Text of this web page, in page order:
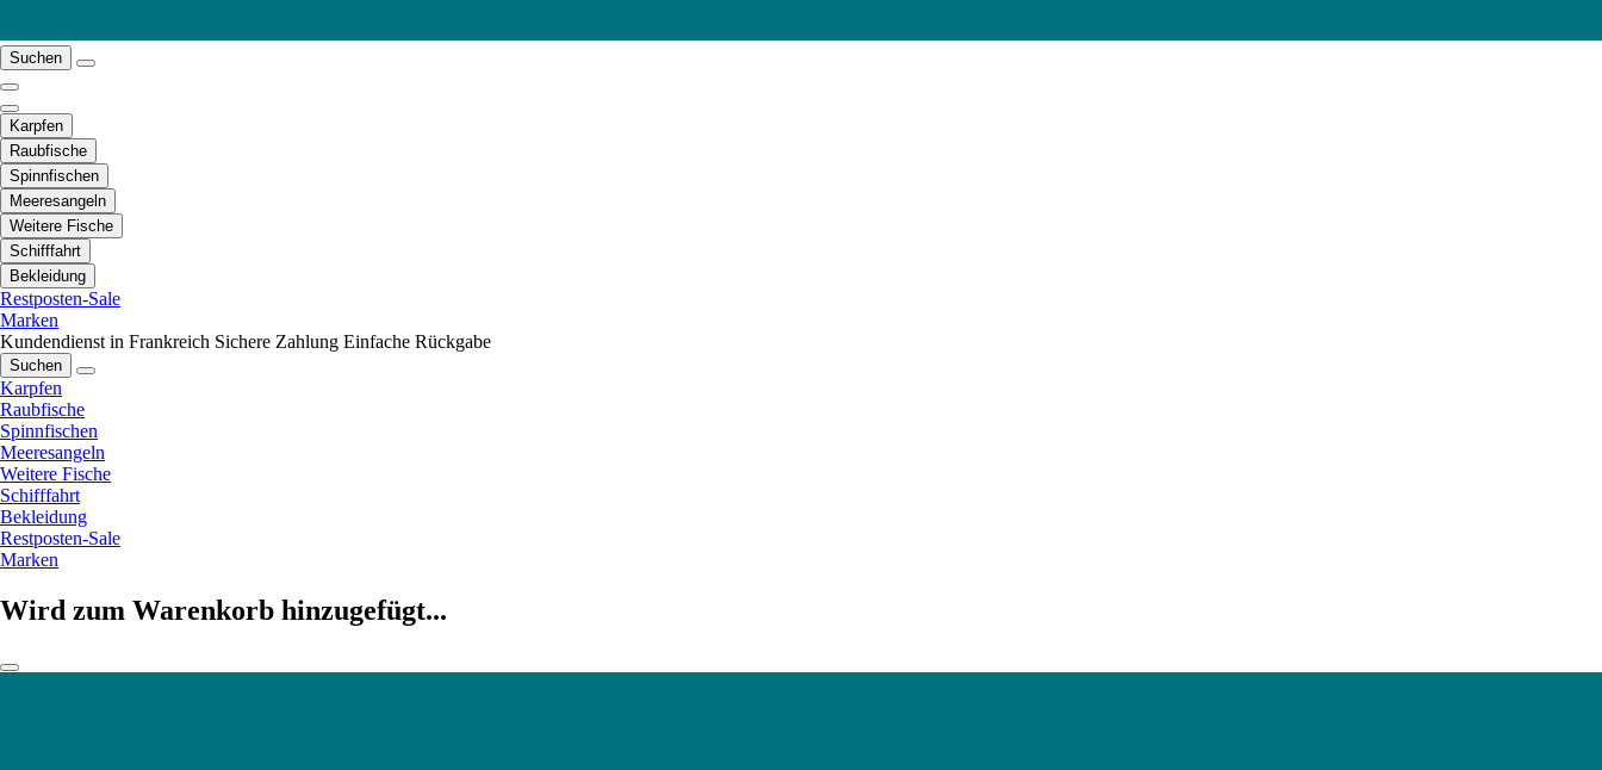
Suchen
Karpfen
Raubfische
Spinnfischen
Meeresangeln
Weitere Fische
Schifffahrt
Bekleidung
Restposten-Sale
Marken
Kundendienst in Frankreich Sichere Zahlung Einfache Rückgabe
Suchen
Karpfen
Raubfische
Spinnfischen
Meeresangeln
Weitere Fische
Schifffahrt
Bekleidung
Restposten-Sale
Marken
Wird zum Warenkorb hinzugefügt...